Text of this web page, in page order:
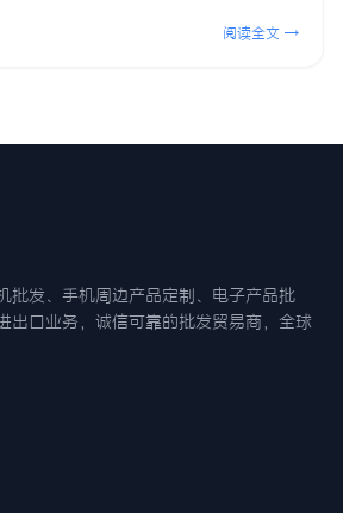
阅读全文 →
批发、手机周边产品定制、电子产品批
出口业务，诚信可靠的批发贸易商，全球